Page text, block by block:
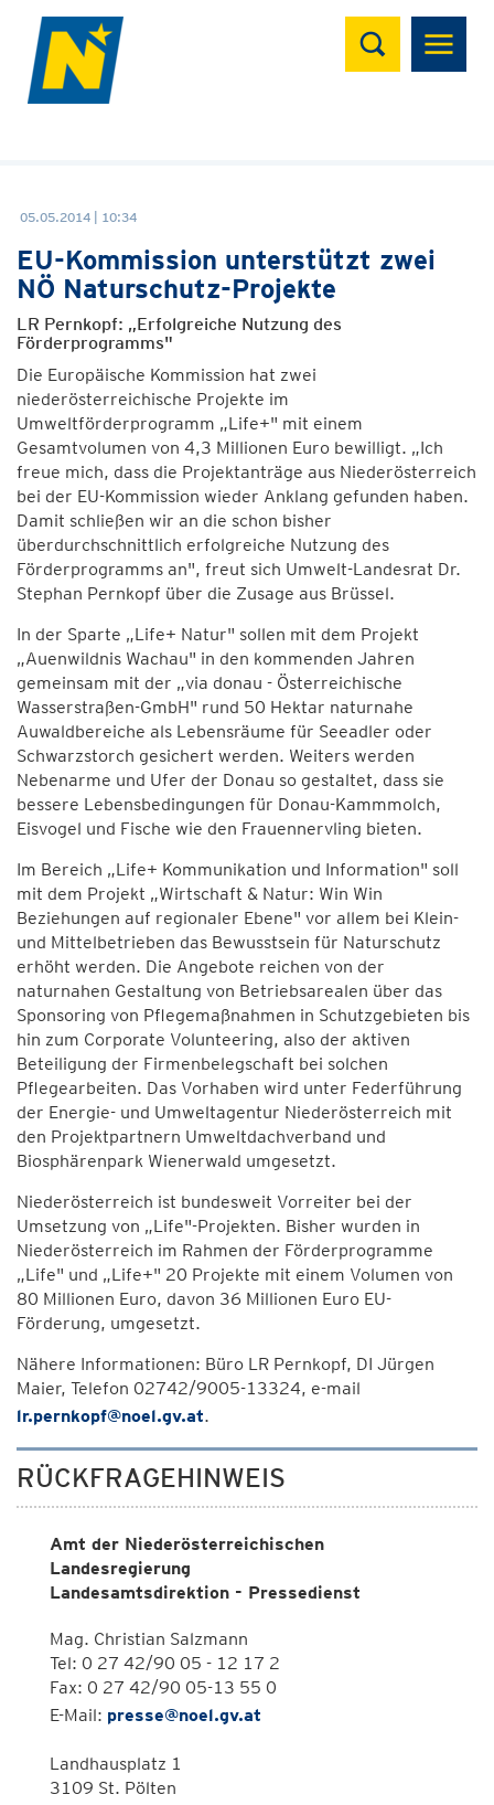
Suchen
05.05.2014 | 10:34
EU-Kommission unterstützt zwei
NÖ Naturschutz-Projekte
LR Pernkopf: „Erfolgreiche Nutzung des
Förderprogramms"
Die Europäische Kommission hat zwei
niederösterreichische Projekte im
Umweltförderprogramm „Life+" mit einem
Gesamtvolumen von 4,3 Millionen Euro bewilligt. „Ich
freue mich, dass die Projektanträge aus Niederösterreich
bei der EU-Kommission wieder Anklang gefunden haben.
Damit schließen wir an die schon bisher
überdurchschnittlich erfolgreiche Nutzung des
Förderprogramms an", freut sich Umwelt-Landesrat Dr.
Stephan Pernkopf über die Zusage aus Brüssel.
In der Sparte „Life+ Natur" sollen mit dem Projekt
„Auenwildnis Wachau" in den kommenden Jahren
gemeinsam mit der „via donau - Österreichische
Wasserstraßen-GmbH" rund 50 Hektar naturnahe
Auwaldbereiche als Lebensräume für Seeadler oder
Schwarzstorch gesichert werden. Weiters werden
Nebenarme und Ufer der Donau so gestaltet, dass sie
bessere Lebensbedingungen für Donau-Kammmolch,
Eisvogel und Fische wie den Frauennervling bieten.
Im Bereich „Life+ Kommunikation und Information" soll
mit dem Projekt „Wirtschaft & Natur: Win Win
Beziehungen auf regionaler Ebene" vor allem bei Klein-
und Mittelbetrieben das Bewusstsein für Naturschutz
erhöht werden. Die Angebote reichen von der
naturnahen Gestaltung von Betriebsarealen über das
Sponsoring von Pflegemaßnahmen in Schutzgebieten bis
hin zum Corporate Volunteering, also der aktiven
Beteiligung der Firmenbelegschaft bei solchen
Pflegearbeiten. Das Vorhaben wird unter Federführung
der Energie- und Umweltagentur Niederösterreich mit
den Projektpartnern Umweltdachverband und
Biosphärenpark Wienerwald umgesetzt.
Niederösterreich ist bundesweit Vorreiter bei der
Umsetzung von „Life"-Projekten. Bisher wurden in
Niederösterreich im Rahmen der Förderprogramme
„Life" und „Life+" 20 Projekte mit einem Volumen von
80 Millionen Euro, davon 36 Millionen Euro EU-
Förderung, umgesetzt.
Nähere Informationen: Büro LR Pernkopf, DI Jürgen
Maier, Telefon 02742/9005-13324, e-mail
lr.pernkopf@noel.gv.at.
RÜCKFRAGEHINWEIS
Amt der Niederösterreichischen
Landesregierung
Landesamtsdirektion - Pressedienst
Mag. Christian Salzmann
Tel: 0 27 42/90 05 - 12 17 2
Fax: 0 27 42/90 05-13 55 0
E-Mail: presse@noel.gv.at
Landhausplatz 1
3109 St. Pölten